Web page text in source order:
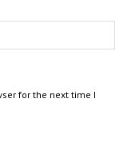
for the next time I